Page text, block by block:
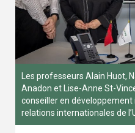
Les professeurs Alain Huot,
Anadon et Lise-Anne St-
conseiller en
relations internationales de